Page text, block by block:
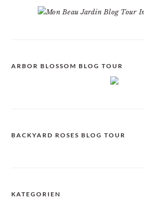
ARBOR BLOSSOM BLOG TOUR
BACKYARD ROSES BLOG TOUR
KATEGORIEN